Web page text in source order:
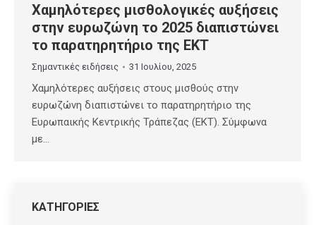
Χαμηλότερες μισθολογικές αυξήσεις
στην ευρωζώνη το 2025 διαπιστώνει
το παρατηρητήριο της EΚΤ
Σημαντικές ειδήσεις 31 Ιουλίου, 2025
Χαμηλότερες αυξήσεις στους μισθούς στην
ευρωζώνη διαπιστώνει το παρατηρητήριο της
Ευρωπαικής Κεντρικής Τράπεζας (EΚΤ). Σύμφωνα
με…
ΚΑΤΗΓΟΡΙΕΣ